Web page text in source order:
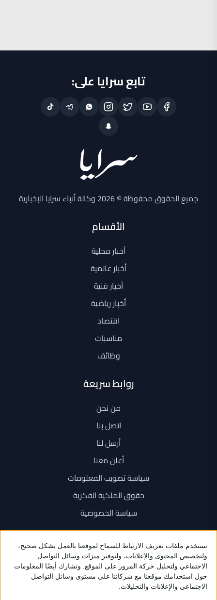
تابع سرايا على:
جميع الحقوق محفوظة © 2026 وكالة أنباء سرايا الإخبارية
الأقسام
أخبار محلية
أخبار عالمية
أخبار فنية
أخبار رياضية
اقتصاد
مناسبات
وظائف
روابط سريعة
من نحن
اتصل بنا
أرسل لنا
أعلن معنا
سياسة تصويب المعلومات
حقوق الملكية الفكرية
سياسة الخصوصية
اتصل بنا
+962 6 534 1777
+962 79 202 7000